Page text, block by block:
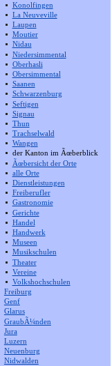
Konolfingen
La Neuveville
Laupen
Moutier
Nidau
Niedersimmental
Oberhasli
Obersimmental
Saanen
Schwarzenburg
Seftigen
Signau
Thun
Trachselwald
Wangen
der Kanton im Ãœberblick
Ãœbersicht der Orte
alle Orte
Dienstleistungen
Freiberufler
Gastronomie
Gerichte
Handel
Handwerk
Museen
Musikschulen
Theater
Vereine
Volkshochschulen
Freiburg
Genf
Glarus
GraubÃ¼nden
Jura
Luzern
Neuenburg
Nidwalden